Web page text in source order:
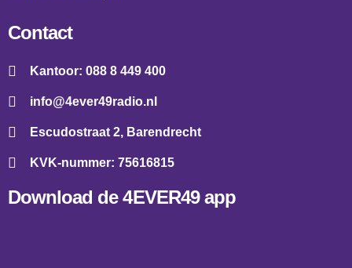
Contact
Kantoor: 088 8 449 400
info@4ever49radio.nl
Escudostraat 2, Barendrecht
KVK-nummer: 75616815
Download de 4EVER49 app